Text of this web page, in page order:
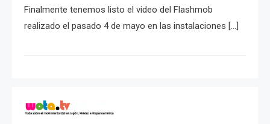
Finalmente tenemos listo el video del Flashmob
realizado el pasado 4 de mayo en las instalaciones […]